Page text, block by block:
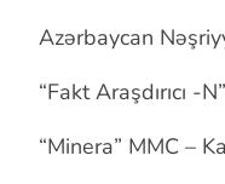
Azərbaycan
“Fakt Araşdırıcı -
“Minera” MMC –